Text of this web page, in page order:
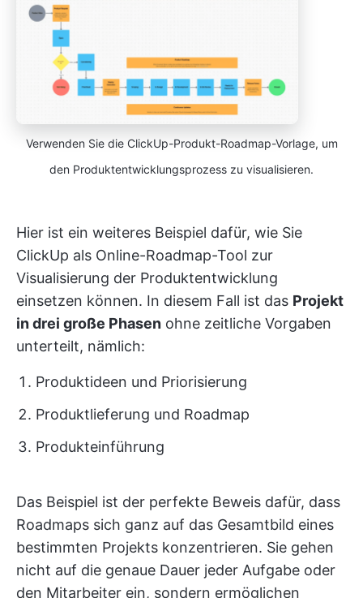
Verwenden Sie die ClickUp-Produkt-Roadmap-Vorlage, um
den Produktentwicklungsprozess zu visualisieren.
Hier ist ein weiteres Beispiel dafür, wie Sie
ClickUp als Online-Roadmap-Tool zur
Visualisierung der Produktentwicklung
einsetzen können. In diesem Fall ist das Projekt
in drei große Phasen ohne zeitliche Vorgaben
unterteilt, nämlich:
Produktideen und Priorisierung
Produktlieferung und Roadmap
Produkteinführung
Das Beispiel ist der perfekte Beweis dafür, dass
Roadmaps sich ganz auf das Gesamtbild eines
bestimmten Projekts konzentrieren. Sie gehen
nicht auf die genaue Dauer jeder Aufgabe oder
den Mitarbeiter ein, sondern ermöglichen